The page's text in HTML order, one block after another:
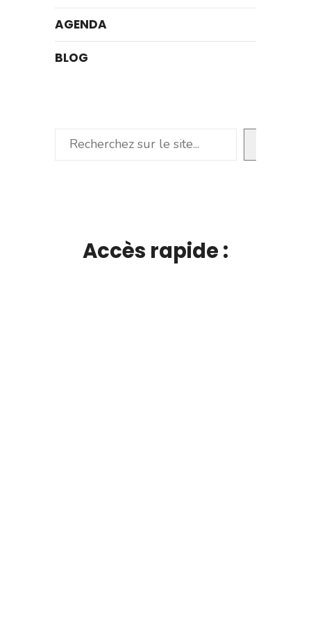
AGENDA
BLOG
Rechercher
Accès rapide :